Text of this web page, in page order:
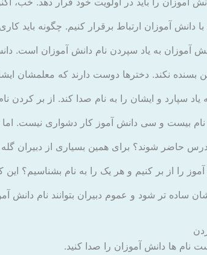
دانش آموزان ارتباط برقرار کنیم. چگونه باید
آموزان به یاد سپردن نام دانش آموزان
بسنده نکند. دخترها دوست دارند که معلمشان
یاد سپارد و ایشان را به نام صدا کند. از بر
نام بیست و سی دانش آموز کار دشواری نیست. اما
حاضر شوند؟ برای همین بسیاری از دبیران گله
را از بر کنیم و هر یک را به نام بشناسیم؟
ساده تر شود و عموم دبیران بتوانند نام دانش
نام ها دانش آموزان را صدا کنید.